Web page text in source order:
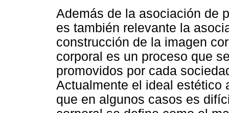
Además de la asociación de
es también relevante la
construcción de la imagen
corporal es un proceso que
promovidos por cada
Actualmente el ideal estético
que en algunos casos es